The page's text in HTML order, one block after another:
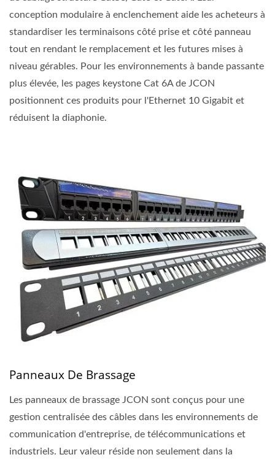
conception modulaire à enclenchement aide les acheteurs à
standardiser les terminaisons côté prise et côté panneau
tout en rendant le remplacement et les futures mises à
niveau gérables. Pour les environnements à bande passante
plus élevée, les pages keystone Cat 6A de JCON
positionnent ces produits pour l'Ethernet 10 Gigabit et
réduisent la diaphonie.
Panneaux De Brassage
Les panneaux de brassage JCON sont conçus pour une
gestion centralisée des câbles dans les environnements de
communication d'entreprise, de télécommunications et
industriels. Leur valeur réside non seulement dans la